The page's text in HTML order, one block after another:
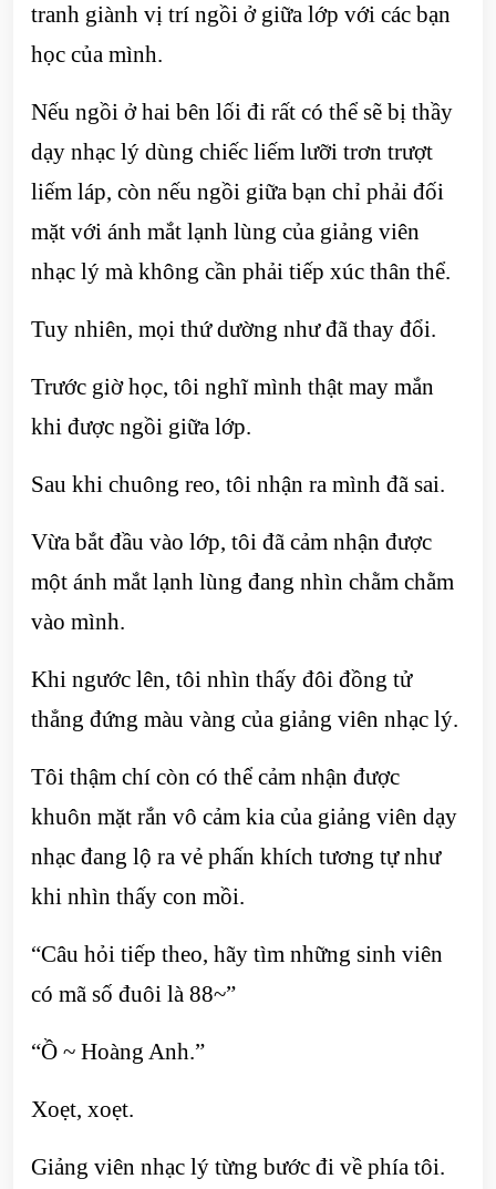
tranh giành vị trí ngồi ở giữa lớp với các bạn
học của mình.
Nếu ngồi ở hai bên lối đi rất có thể sẽ bị thầy
dạy nhạc lý dùng chiếc liếm lưỡi trơn trượt
liếm láp, còn nếu ngồi giữa bạn chỉ phải đối
mặt với ánh mắt lạnh lùng của giảng viên
nhạc lý mà không cần phải tiếp xúc thân thể.
Tuy nhiên, mọi thứ dường như đã thay đổi.
Trước giờ học, tôi nghĩ mình thật may mắn
khi được ngồi giữa lớp.
Sau khi chuông reo, tôi nhận ra mình đã sai.
Vừa bắt đầu vào lớp, tôi đã cảm nhận được
một ánh mắt lạnh lùng đang nhìn chằm chằm
vào mình.
Khi ngước lên, tôi nhìn thấy đôi đồng tử
thẳng đứng màu vàng của giảng viên nhạc lý.
Tôi thậm chí còn có thể cảm nhận được
khuôn mặt rắn vô cảm kia của giảng viên dạy
nhạc đang lộ ra vẻ phấn khích tương tự như
khi nhìn thấy con mồi.
“Câu hỏi tiếp theo, hãy tìm những sinh viên
có mã số đuôi là 88~”
“Ồ ~ Hoàng Anh.”
Xoẹt, xoẹt.
Giảng viên nhạc lý từng bước đi về phía tôi.